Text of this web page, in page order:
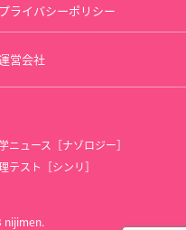
プライバシーポリシー
営会社
ニュース［ナゾロジー］
テスト［シンリ］
nijimen.